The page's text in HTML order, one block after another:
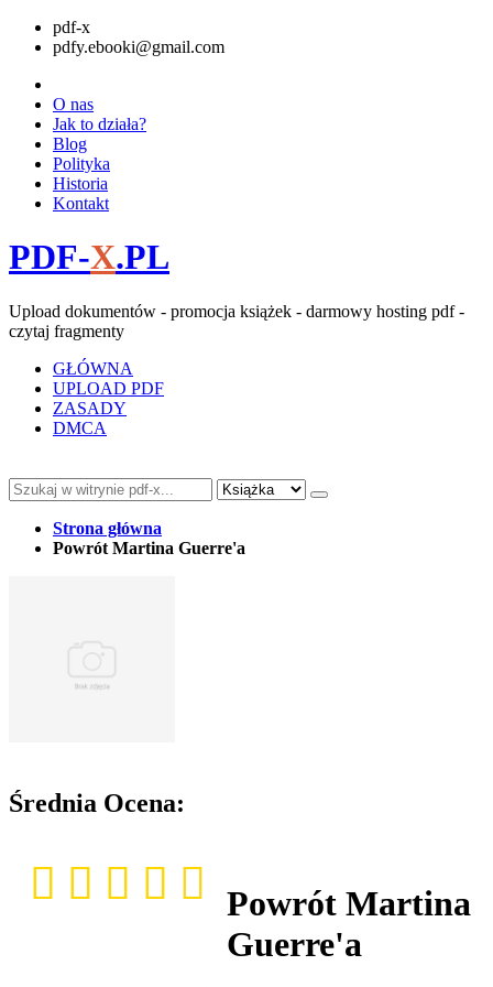
pdf-x
pdfy.ebooki@gmail.com
O nas
Jak to działa?
Blog
Polityka
Historia
Kontakt
PDF-X.PL
Upload dokumentów - promocja książek - darmowy hosting pdf -
czytaj fragmenty
GŁÓWNA
UPLOAD PDF
ZASADY
DMCA
Strona główna
Powrót Martina Guerre'a
Średnia Ocena:
Powrót Martina
Guerre'a